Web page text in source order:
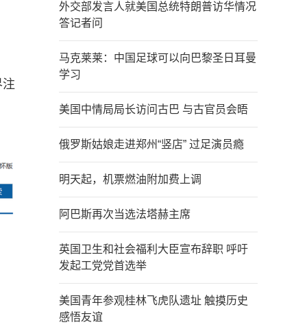
外交部发言人就美国总统特朗普访华情况
答记者问
马克莱莱：中国足球可以向巴黎圣日耳曼
学习
美国中情局局长访问古巴 与古官员会晤
俄罗斯姑娘走进郑州“竖店” 过足演员瘾
明天起，机票燃油附加费上调
阿巴斯再次当选法塔赫主席
英国卫生和社会福利大臣宣布辞职 呼吁
发起工党党首选举
美国青年参观桂林飞虎队遗址 触摸历史
感悟友谊